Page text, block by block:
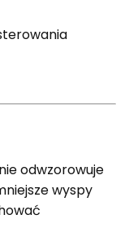
odwzorowuje
wyspy